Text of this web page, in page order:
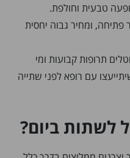
טבעית וחולפת.
ומחיר גבוה יחסית
תרופות קבועות ומי
עם רופא לפני שתייה
לשתות ביום?